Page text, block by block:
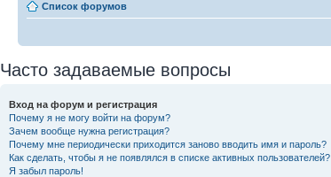
Список форумов
Часто задаваемые вопросы
Вход на форум и регистрация
Почему я не могу войти на форум?
Зачем вообще нужна регистрация?
Почему мне периодически приходится заново вводить имя и пароль?
Как сделать, чтобы я не появлялся в списке активных пользователей?
Я забыл пароль!